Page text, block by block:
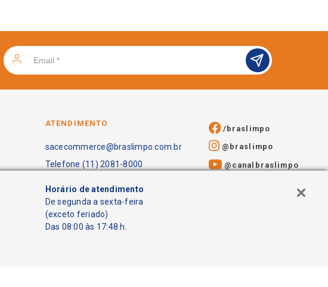
ATENDIMENTO
sacecommerce@braslimpo.com.br
Telefone (11) 2081-8000
Horário de atendimento
De segunda a sexta-feira
(exceto feriado)
Das 08:00 às 17:48 h.
/braslimpo
@braslimpo
@canalbraslimpo​